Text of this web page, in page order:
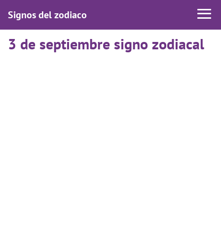
Signos del zodiaco
3 de septiembre signo zodiacal